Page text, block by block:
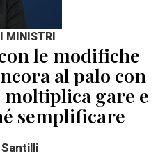
MINISTRI
le modifiche
al palo con
gare e
semplificare